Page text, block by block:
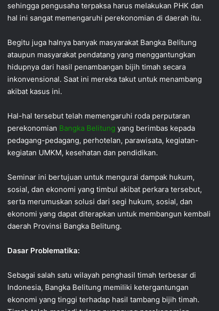
sehingga pengusaha terpaksa harus melakukan PHK dan
hal ini sangat memengaruhi perekonomian di daerah itu.
Begitu juga halnya banyak masyarakat Bangka Belitung
ataupun masyarakat pendatang yang menggantungkan
hidupnya dari hasil penambangan bijih timah secara
inkonvensional. Saat ini mereka takut untuk menambang
akibat kasus ini.
Hal-hal tersebut telah memengaruhi roda perputaran
perekonomian Bangka Belitung yang berimbas kepada
pedagang-pedagang, perhotelan, parawisata, kegiatan-
kegiatan UMKM, kesehatan dan pendidikan.
Seminar ini bertujuan untuk mengurai dampak hukum,
sosial, dan ekonomi yang timbul akibat perkara tersebut,
serta merumuskan solusi dari segi hukum, sosial, dan
ekonomi yang dapat diterapkan untuk membangun kembali
daerah Provinsi Bangka Belitung.
Dasar Problematika:
Sebagai salah satu wilayah penghasil timah terbesar di
Indonesia, Bangka Belitung memiliki ketergantungan
ekonomi yang tinggi terhadap hasil tambang bijih timah.